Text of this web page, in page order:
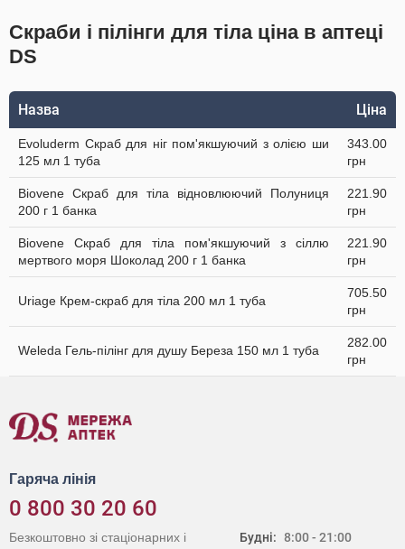
Скраби і пілінги для тіла ціна в аптеці
DS
Назва Ціна
Evoluderm Скраб для ніг пом'якшуючий з олією ши
125 мл 1 туба
343.00
грн
Biovene Скраб для тіла відновлюючий Полуниця
200 г 1 банка
221.90
грн
Biovene Скраб для тіла пом'якшуючий з сіллю
мертвого моря Шоколад 200 г 1 банка
221.90
грн
Uriage Крем-скраб для тіла 200 мл 1 туба
705.50
грн
Weleda Гель-пілінг для душу Береза 150 мл 1 туба
282.00
грн
Гаряча лінія
0 800 30 20 60
Будні: 8:00 - 21:00
Безкоштовно зі стаціонарних і